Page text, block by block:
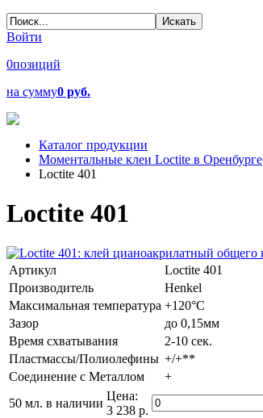
Войти
0позиций
на сумму0 руб.
Каталог продукции
Моментальные клеи Loctite в Оренбурге
Loctite 401
Loctite 401
Артикул
Loctite 401
Производитель
Henkel
Максимальная температура +120°C
Зазор
до 0,15мм
Время схватывания
2-10 сек.
Пластмассы/Полиолефины +/+**
Соединение с Металлом
+
50 мл. в наличии
Цена:
3 238 р.